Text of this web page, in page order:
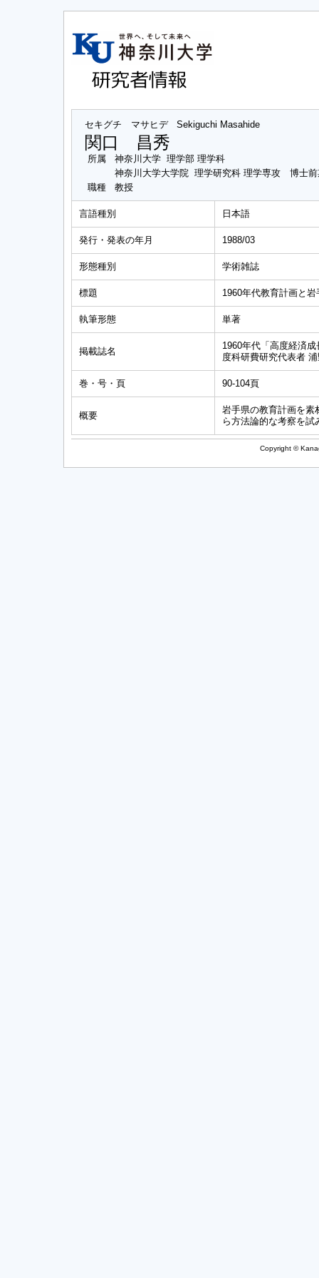
セキグチ マサヒデ Sekiguchi Masahide
関口 昌秀
所属
神奈川大学 理学部 理学科
神奈川大学大学院 理学研究科 理学専攻 博士前
職種
教授
言語種別 日本語
発行・発表の年月 1988/03
形態種別 学術雑誌
標題 1960年代教育計画と
執筆形態 単著
掲載誌名
1960年代「高度経済
度科研費研究代表者
巻・号・頁 90-104頁
概要
岩手県の教育計画を素
ら方法論的な考察を試
Copyright ©